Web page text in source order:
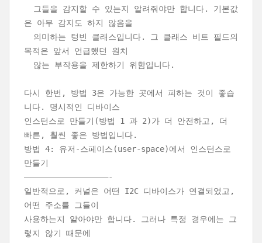
그들을 감지할 수 있는지 알려줘야만 합니다. 기본값
은 아무 감지도 하지 않음을
의미하는 텅빈 클래스입니다. 그 클래스 비트 필드의
목적은 앞서 언급했던 원치
않는 부작용을 제한하기 위함입니다.
다시 한번, 방법 3은 가능한 곳에서 피하는 것이 좋습
니다. 명시적인 디바이스
인스턴스로 만들기(방법 1 과 2)가 더 안전하고, 더
빠른, 훨씬 좋은 방법입니다.
방법 4: 유저-스페이스(user-space)에서 인스턴스로
만들기
——————————————————-
일반적으로, 커널은 어떤 I2C 디바이스가 연결되었고,
어떤 주소를 그들이
사용하는지 알아야만 합니다. 그러나 특정 경우에는 그
렇지 않기 때문에